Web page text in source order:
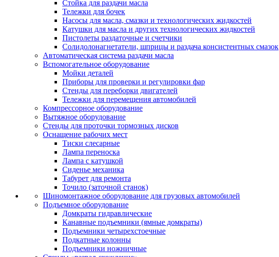
Стойка для раздачи масла
Тележки для бочек
Насосы для масла, смазки и технологических жидкостей
Катушки для масла и других технологических жидкостей
Пистолеты раздаточные и счетчики
Солидолонагнетатели, шприцы и раздача консистентных смазок
Автоматическая система раздачи масла
Вспомогательное оборудование
Мойки деталей
Приборы для проверки и регулировки фар
Стенды для переборки двигателей
Тележки для перемещения автомобилей
Компрессорное оборудование
Вытяжное оборудование
Стенды для проточки тормозных дисков
Оснащение рабочих мест
Тиски слесарные
Лампа переноска
Лампа с катушкой
Сиденье механика
Табурет для ремонта
Точило (заточной станок)
Шиномонтажное оборудование для грузовых автомобилей
Подъемное оборудование
Домкраты гидравлические
Канавные подъемники (ямные домкраты)
Подъемники четырехстоечные
Подкатные колонны
Подъемники ножничные